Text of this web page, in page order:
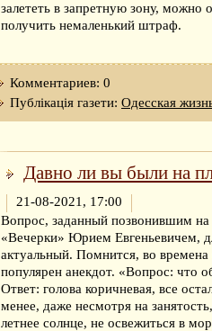
залететь в запретную зону, можно
получить немаленький штраф.
Комментариев: 0
Публікація газети: Одесская
Давно ли вы были на
21-08-2021, 17:00
Вопрос, заданный позвонившим
«Вечерки» Юрием Евгеньевичем,
актуальный. Помнится, во
популярен анекдот. «Вопрос: что
Ответ: голова коричневая, все
менее, даже несмотря на
летнее солнце, не освежиться в